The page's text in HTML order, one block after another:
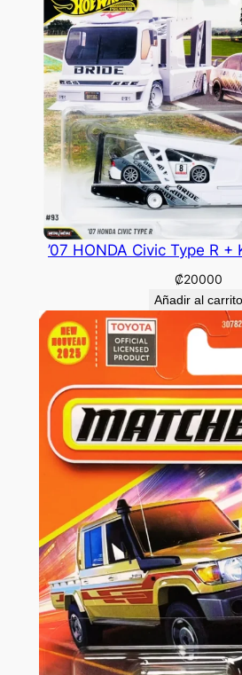
’07 HONDA Civic Type R +
₡20000
Añadir al carrito